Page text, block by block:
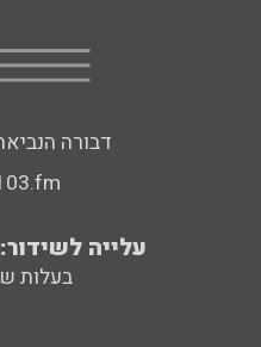
דבורה הנביאה 6, רמת
עלייה לשידור: 0552-103-103
בעלות